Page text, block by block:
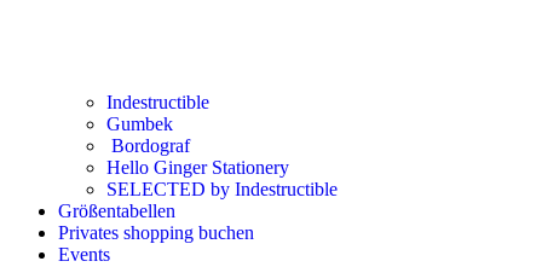
Indestructible
Gumbek
Bordograf
Hello Ginger Stationery
SELECTED by Indestructible
Größentabellen
Privates shopping buchen
Events